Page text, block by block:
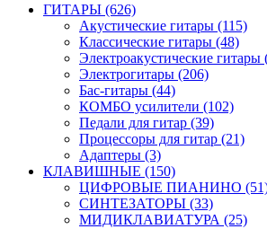
ГИТАРЫ (626)
Акустические гитары (115)
Классические гитары (48)
Электроакустические гитары
Электрогитары (206)
Бас-гитары (44)
КОМБО усилители (102)
Педали для гитар (39)
Процессоры для гитар (21)
Адаптеры (3)
КЛАВИШНЫЕ (150)
ЦИФРОВЫЕ ПИАНИНО
СИНТЕЗАТОРЫ (33)
МИДИКЛАВИАТУРА (25)